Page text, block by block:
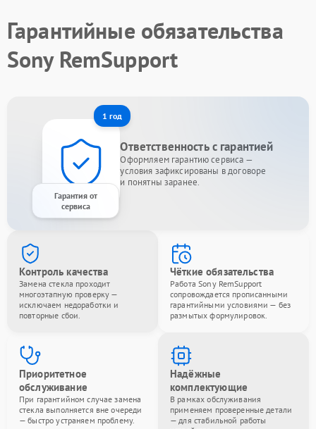
Гарантийные обязательства
Sony RemSupport
1 год
Гарантия от
сервиса
Ответственность с гарантией
Оформляем гарантию сервиса —
условия зафиксированы в договоре
и понятны заранее.
Контроль качества
Замена стекла проходит
многоэтапную проверку —
исключаем недоработки и
повторные сбои.
Чёткие обязательства
Работа Sony RemSupport
сопровождается прописанными
гарантийными условиями — без
размытых формулировок.
Приоритетное
обслуживание
При гарантийном случае замена
стекла выполняется вне очереди
— быстро устраняем проблему.
Надёжные
комплектующие
В рамках обслуживания
применяем проверенные детали
— для стабильной работы